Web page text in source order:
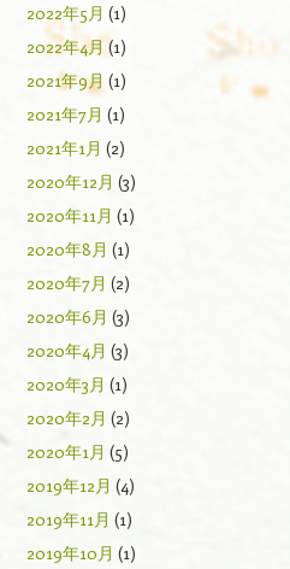
2022年5月 (1)
2022年4月(1)
2021年9月 (1)
2021年7月 (1)
2021年1月 (2)
2020年12月 (3)
2020年11月 (1)
2020年8月 (1)
2020年7月 (2)
2020年6月 (3)
2020年4月 (3)
2020年3月 (1)
2020年2月 (2)
2020年1月 (5)
2019年12月 (4)
2019年11月 (1)
2019年10月 (1)